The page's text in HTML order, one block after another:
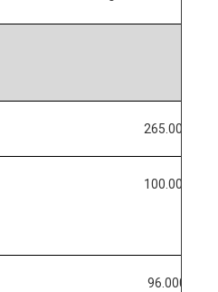
265.000
100.000
96.000